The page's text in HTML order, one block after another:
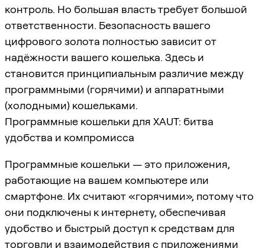
контроль. Но большая власть требует большой
ответственности. Безопасность вашего
цифрового золота полностью зависит от
надёжности вашего кошелька. Здесь и
становится принципиальным различие между
программными (горячими) и аппаратными
(холодными) кошельками.
Программные кошельки для XAUT: битва
удобства и компромисса
Программные кошельки — это приложения,
работающие на вашем компьютере или
смартфоне. Их считают «горячими», потому что
они подключены к интернету, обеспечивая
удобство и быстрый доступ к средствам для
торговли и взаимодействия с приложениями